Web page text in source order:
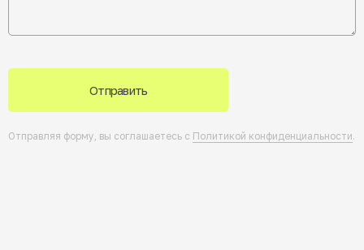
Отправить
Отправляя форму, вы соглашаетесь с Политикой конфиденциальности.